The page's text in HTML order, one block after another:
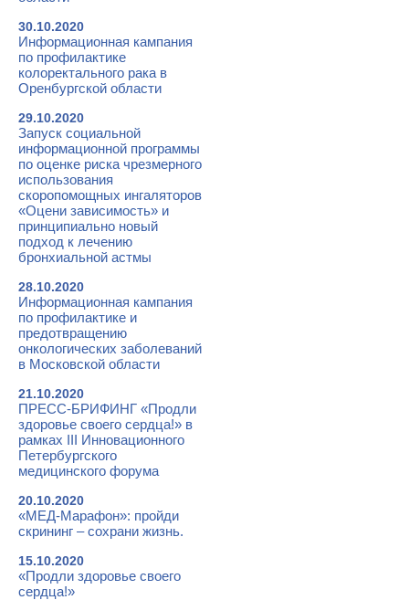
30.10.2020
Информационная кампания
по профилактике
колоректального рака в
Оренбургской области
29.10.2020
Запуск социальной
информационной программы
по оценке риска чрезмерного
использования
скоропомощных ингаляторов
«Оцени зависимость» и
принципиально новый
подход к лечению
бронхиальной астмы
28.10.2020
Информационная кампания
по профилактике и
предотвращению
онкологических заболеваний
в Московской области
21.10.2020
ПРЕСС-БРИФИНГ «Продли
здоровье своего сердца!» в
рамках III Инновационного
Петербургского
медицинского форума
20.10.2020
«МЕД-Марафон»: пройди
скрининг – сохрани жизнь.
15.10.2020
«Продли здоровье своего
сердца!»